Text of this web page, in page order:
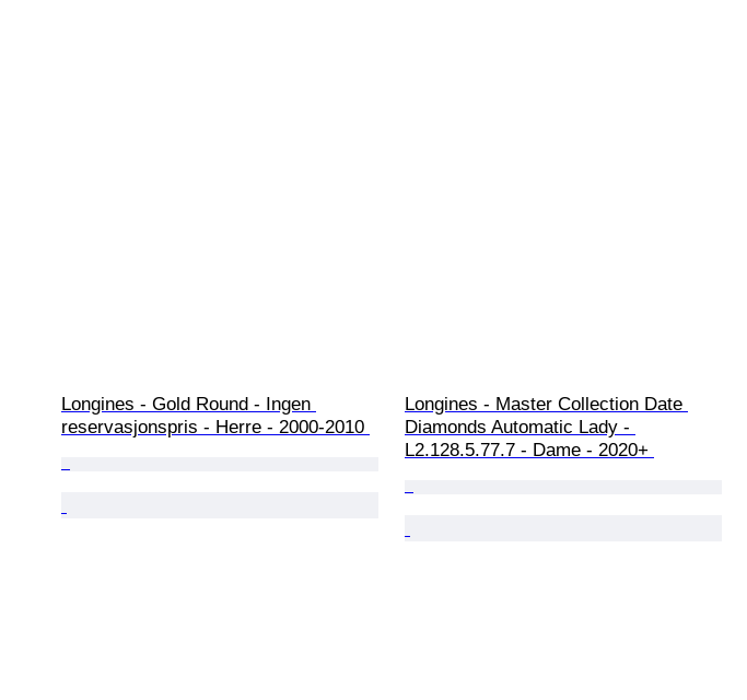
Longines - Gold Round - Ingen
reservasjonspris - Herre - 2000-2010
Longines - Master Collection Date
Diamonds Automatic Lady -
L2.128.5.77.7 - Dame - 2020+